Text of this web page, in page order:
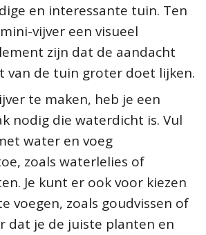
en interessante tuin. Ten
vijver een visueel
zijn dat de aandacht
van de tuin groter doet lijken.
te maken, heb je een
nodig die waterdicht is. Vul
water en voeg
zoals waterlelies of
Je kunt er ook voor kiezen
voegen, zoals goudvissen of
dat je de juiste planten en